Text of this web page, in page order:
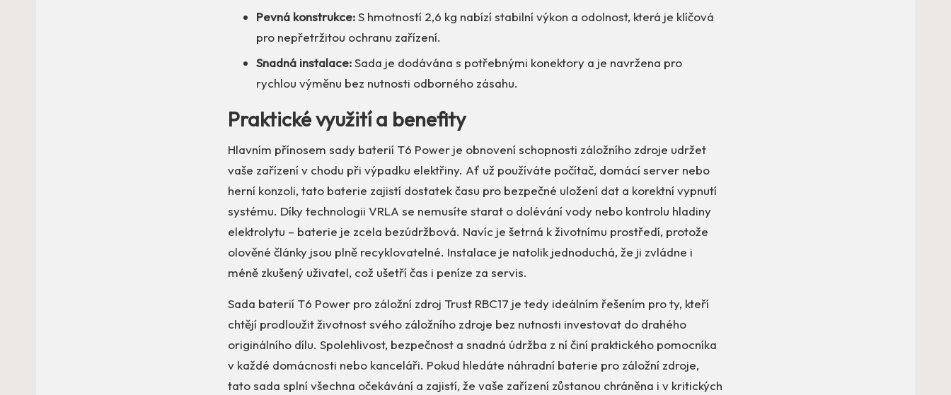
Pevná konstrukce:S hmotností 2,6 kg nabízí stabilní výkon a odolnost, která je klíčová
pro nepřetržitou ochranu zařízení.
Snadná instalace:Sada je dodávána s potřebnými konektory a je navržena pro
rychlou výměnu bez nutnosti odborného zásahu.
Praktické využití a benefity
Hlavním přínosem sady baterií T6 Power je obnovení schopnosti záložního zdroje udržet
vaše zařízení v chodu při výpadku elektřiny. Ať už používáte počítač, domácí server nebo
herní konzoli, tato baterie zajistí dostatek času pro bezpečné uložení dat a korektní vypnutí
systému. Díky technologii VRLA se nemusíte starat o dolévání vody nebo kontrolu hladiny
elektrolytu – baterie je zcela bezúdržbová. Navíc je šetrná k životnímu prostředí, protože
olověné články jsou plně recyklovatelné. Instalace je natolik jednoduchá, že ji zvládne i
méně zkušený uživatel, což ušetří čas i peníze za servis.
Sada baterií T6 Power pro záložní zdroj Trust RBC17 je tedy ideálním řešením pro ty, kteří
chtějí prodloužit životnost svého záložního zdroje bez nutnosti investovat do drahého
originálního dílu. Spolehlivost, bezpečnost a snadná údržba z ní činí praktického pomocníka
v každé domácnosti nebo kanceláři. Pokud hledáte náhradní baterie pro záložní zdroje,
tato sada splní všechna očekávání a zajistí, že vaše zařízení zůstanou chráněna i v kritických